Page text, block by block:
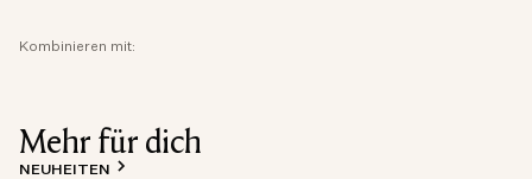
Kombinieren mit:
Mehr für dich
NEUHEITEN